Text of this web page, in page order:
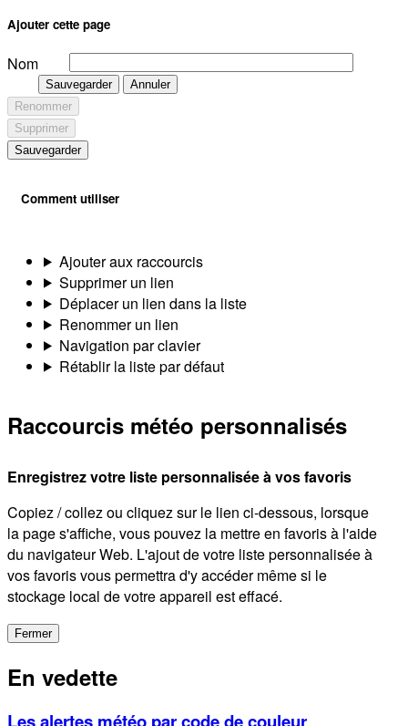
Ajouter cette page
Nom
Sauvegarder
Annuler
Renommer
Supprimer
Sauvegarder
Comment utiliser
Ajouter aux raccourcis
Supprimer un lien
Déplacer un lien dans la liste
Renommer un lien
Navigation par clavier
Rétablir la liste par défaut
Raccourcis météo personnalisés
Enregistrez votre liste personnalisée à vos favoris
Copiez / collez ou cliquez sur le lien ci-dessous, lorsque
la page s'affiche, vous pouvez la mettre en favoris à l'aide
du navigateur Web. L'ajout de votre liste personnalisée à
vos favoris vous permettra d'y accéder même si le
stockage local de votre appareil est effacé.
Fermer
En vedette